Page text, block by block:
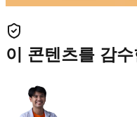
이 콘텐츠를 감